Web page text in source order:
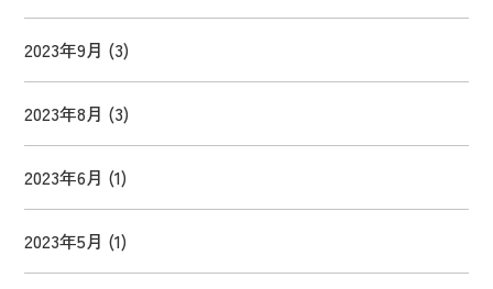
2023年9月 (3)
2023年8月 (3)
2023年6月 (1)
2023年5月 (1)